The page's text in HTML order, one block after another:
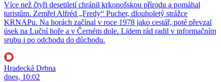
Více než čtyři desetiletí chránil krkonošskou přírodu a pomáhal
turistům. Zemřel Alfréd „Fredy“ Pucher, dlouholetý strážce
KRNAPu. Na horách začínal v roce 1978 jako cestář, poté převzal
úsek na Luční hoře a v Černém dole. Lidem rád radil v informačním
srubu i po odchodu do důchodu.
Hradecká Drbna
dnes, 10:02